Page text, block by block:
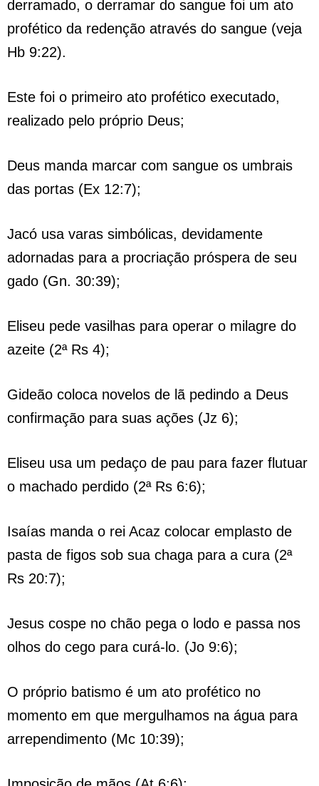
derramado, o derramar do sangue foi um ato
profético da redenção através do sangue (veja
Hb 9:22).
Este foi o primeiro ato profético executado,
realizado pelo próprio Deus;
Deus manda marcar com sangue os umbrais
das portas (Ex 12:7);
Jacó usa varas simbólicas, devidamente
adornadas para a procriação próspera de seu
gado (Gn. 30:39);
Eliseu pede vasilhas para operar o milagre do
azeite (2ª Rs 4);
Gideão coloca novelos de lã pedindo a Deus
confirmação para suas ações (Jz 6);
Eliseu usa um pedaço de pau para fazer flutuar
o machado perdido (2ª Rs 6:6);
Isaías manda o rei Acaz colocar emplasto de
pasta de figos sob sua chaga para a cura (2ª
Rs 20:7);
Jesus cospe no chão pega o lodo e passa nos
olhos do cego para curá-lo. (Jo 9:6);
O próprio batismo é um ato profético no
momento em que mergulhamos na água para
arrependimento (Mc 10:39);